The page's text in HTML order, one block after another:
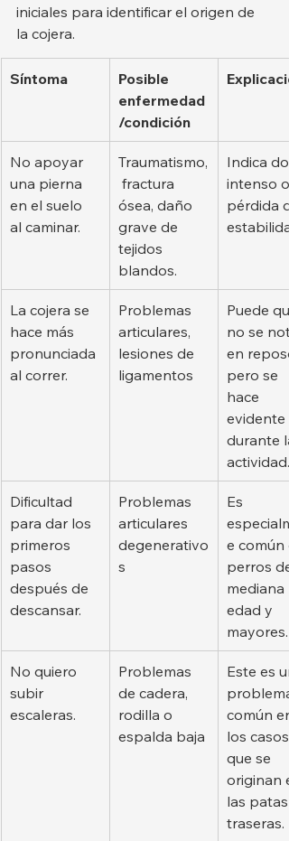
iniciales para identificar el origen de
la cojera.
Síntoma
Posible
enfermedad
/condición
No apoyar
una pierna
en el suelo
al caminar.
Traumatismo,
fractura
ósea, daño
grave de
tejidos
blandos.
Indica
intenso o
pérdida
La cojera se
hace más
pronunciada
al correr.
Problemas
articulares,
lesiones de
ligamentos
Puede
no se
en
pero se
hace
evidente
durante la
actividad.
Dificultad
para dar los
primeros
pasos
después de
descansar.
Problemas
articulares
degenerativo
s
Es
e común
perros de
mediana
edad y
mayores.
No quiero
subir
escaleras.
Problemas
de cadera,
rodilla o
espalda baja
Este es
problema
común en
los casos
que se
originan
las patas
traseras.